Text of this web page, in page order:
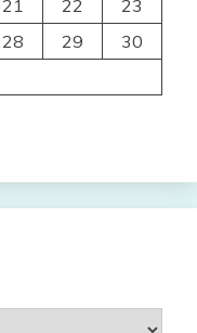
21 22
23
28 29
30